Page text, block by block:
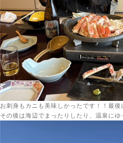
お刺身もカニも美味しかったです！！最
その後は海辺でまったりしたり、温泉に